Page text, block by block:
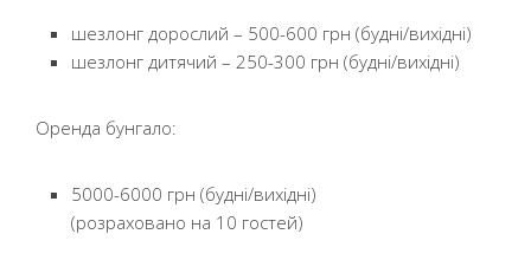
шезлонг дорослий – 500-600 грн (будні/вихідні)
шезлонг дитячий – 250-300 грн (будні/вихідні)
Оренда бунгало:
5000-6000 грн (будні/вихідні)
(розраховано на 10 гостей)